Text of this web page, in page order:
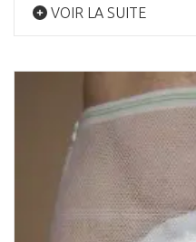
VOIR LA SUITE